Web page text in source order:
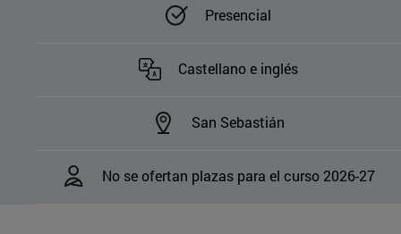
Presencial
Castellano e inglés
San Sebastián
No se ofertan plazas para el curso 2026-27